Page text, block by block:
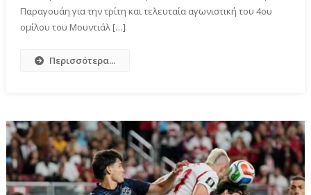
Παραγουάη για την τρίτη και τελευταία αγωνιστική του 4ου
ομίλου του Μουντιάλ […]
Περισσότερα...